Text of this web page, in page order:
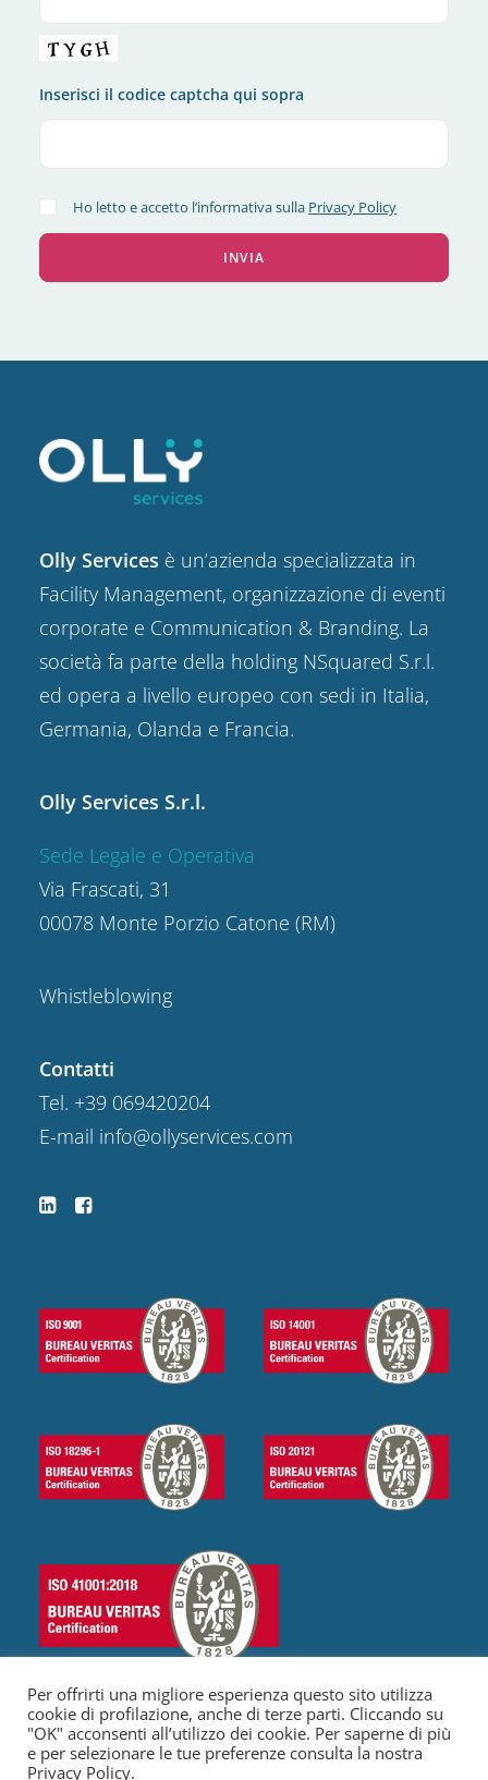
Inserisci il codice captcha qui sopra
Ho letto e accetto l’informativa sulla Privacy Policy
Olly Services è un’azienda specializzata in
Facility Management, organizzazione di eventi
corporate e Communication & Branding. La
società fa parte della holding NSquared S.r.l.
ed opera a livello europeo con sedi in Italia,
Germania, Olanda e Francia.
Olly Services S.r.l.
Sede Legale e Operativa
Via Frascati, 31
00078 Monte Porzio Catone (RM)
Whistleblowing
Contatti
Tel. +39 069420204
E-mail info@ollyservices.com
© 2023 Olly Services S.r.l. Tutti I diritti riservati|P. IVA 16179081001
Per offrirti una migliore esperienza questo sito utilizza
cookie di profilazione, anche di terze parti. Cliccando su
"OK" acconsenti all’utilizzo dei cookie. Per saperne di più
e per selezionare le tue preferenze consulta la nostra
Privacy Policy.